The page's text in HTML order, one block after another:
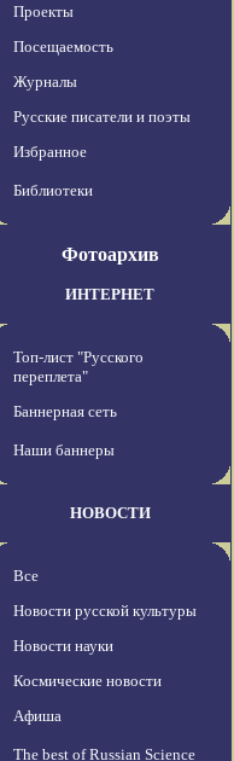
Проекты
Посещаемость
Журналы
Русские писатели и поэты
Избранное
Библиотеки
Фотоархив
ИНТЕРНЕТ
Топ-лист "Русского
переплета"
Баннерная сеть
Наши баннеры
НОВОСТИ
Все
Новости русской культуры
Новости науки
Космические новости
Афиша
The best of Russian Science